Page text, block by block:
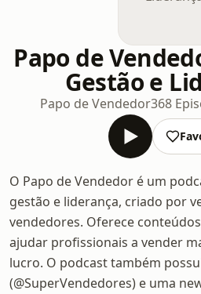
Papo de
Gestão e
Papo de Vendedor368
O Papo de Vendedor é um
gestão e liderança, criado por
vendedores. Oferece
ajudar profissionais a vender
lucro. O podcast também
(@SuperVendedores) e uma